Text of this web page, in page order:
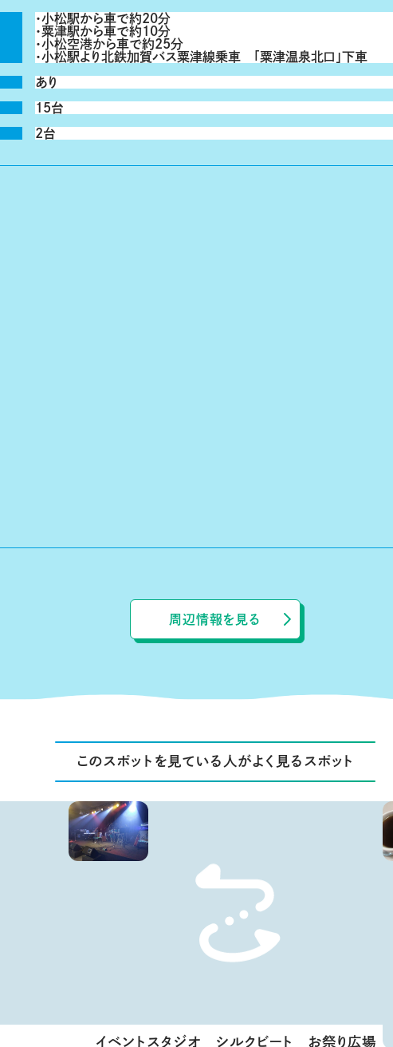
・小松駅から車で約20分
・粟津駅から車で約10分
・小松空港から車で約25分
・小松駅より北鉄加賀バス粟津線乗車 「粟津温泉北口」下車
あり
15台
2台
周辺情報を見る
このスポットを見ている人がよく見るスポット
イベントスタジオ シルクビート お祭り広場